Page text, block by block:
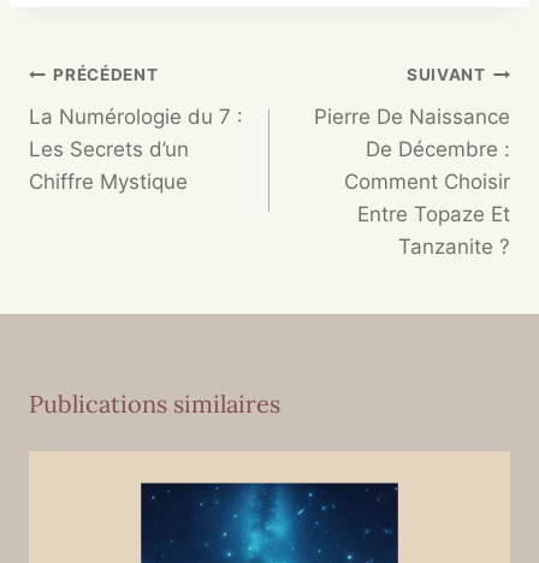
PRÉCÉDENT
La Numérologie du 7 :
Les Secrets d’un
Chiffre Mystique
SUIVANT
Pierre De Naissance
De Décembre :
Comment Choisir
Entre Topaze Et
Tanzanite ?
Publications similaires